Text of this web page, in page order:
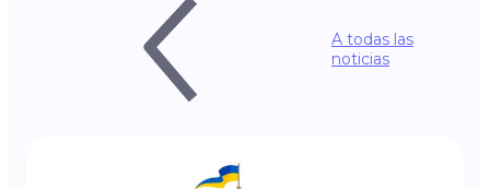
A todas las
noticias